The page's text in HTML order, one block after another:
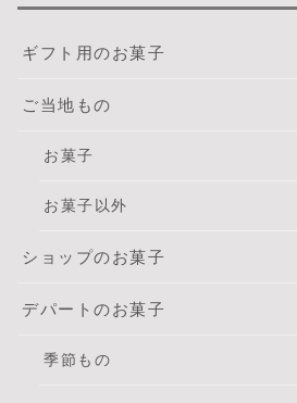
ギフト用のお菓子
ご当地もの
お菓子
お菓子以外
ショップのお菓子
デパートのお菓子
季節もの